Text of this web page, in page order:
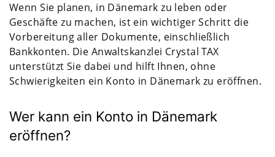
Wenn Sie planen, in Dänemark zu leben oder
Geschäfte zu machen, ist ein wichtiger Schritt die
Vorbereitung aller Dokumente, einschließlich
Bankkonten. Die Anwaltskanzlei Crystal TAX
unterstützt Sie dabei und hilft Ihnen, ohne
Schwierigkeiten ein Konto in Dänemark zu eröffnen.
Wer kann ein Konto in Dänemark
eröffnen?